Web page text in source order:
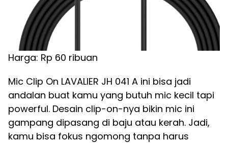
Harga: Rp 60 ribuan
Mic Clip On LAVALIER JH 041 A ini bisa jadi
andalan buat kamu yang butuh mic kecil tapi
powerful. Desain clip-on-nya bikin mic ini
gampang dipasang di baju atau kerah. Jadi,
kamu bisa fokus ngomong tanpa harus